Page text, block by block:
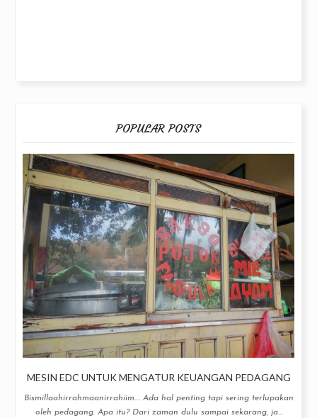
POPULAR POSTS
MESIN EDC UNTUK MENGATUR KEUANGAN PEDAGANG
Bismillaahirrahmaanirrahiim.... Ada hal penting tapi sering terlupakan
oleh pedagang. Apa itu? Dari zaman dulu sampai sekarang, ja...